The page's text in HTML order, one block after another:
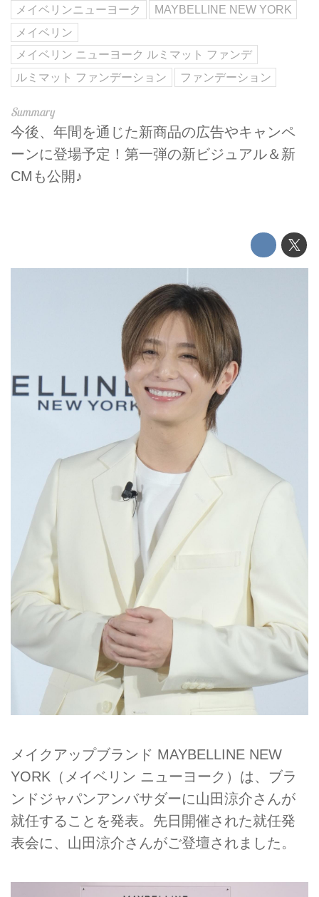
メイベリンニューヨーク
MAYBELLINE NEW YORK
メイベリン
メイベリン ニューヨーク ルミマット ファンデ
ルミマット ファンデーション
ファンデーション
今後、年間を通じた新商品の広告やキャンペ
ーンに登場予定！第一弾の新ビジュアル＆新
CMも公開♪
メイクアップブランド MAYBELLINE NEW
YORK（メイベリン ニューヨーク）は、ブラ
ンドジャパンアンバサダーに山田涼介さんが
就任することを発表。先日開催された就任発
表会に、山田涼介さんがご登壇されました。